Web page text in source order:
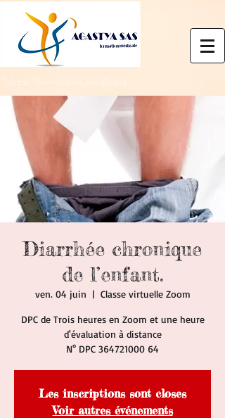
Votre Formation médicale
Diarrhée chronique
de l’enfant.
ven. 04 juin
  |
Classe virtuelle Zoom
DPC de Trois heures en Zoom et une heure
d'évaluation à distance
N° DPC 364721000 64
Les inscriptions sont closes
Voir autres événements